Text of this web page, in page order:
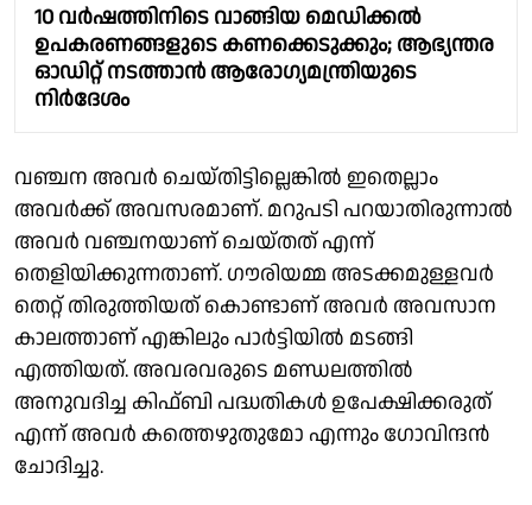
10 വർഷത്തിനിടെ വാങ്ങിയ മെഡിക്കൽ
ഉപകരണങ്ങളുടെ കണക്കെടുക്കും; ആഭ്യന്തര
ഓഡിറ്റ് നടത്താൻ ആരോഗ്യമന്ത്രിയുടെ
നിർദേശം
വഞ്ചന അവർ ചെയ്തിട്ടില്ലെങ്കിൽ ഇതെല്ലാം
അവർക്ക് അവസരമാണ്. മറുപടി പറയാതിരുന്നാൽ
അവർ വഞ്ചനയാണ് ചെയ്തത് എന്ന്
തെളിയിക്കുന്നതാണ്. ഗൗരിയമ്മ അടക്കമുള്ളവർ
തെറ്റ് തിരുത്തിയത് കൊണ്ടാണ് അവർ അവസാന
കാലത്താണ് എങ്കിലും പാർട്ടിയിൽ മടങ്ങി
എത്തിയത്. അവരവരുടെ മണ്ഡലത്തിൽ
അനുവദിച്ച കിഫ്ബി പദ്ധതികൾ ഉപേക്ഷിക്കരുത്
എന്ന് അവർ കത്തെഴുതുമോ എന്നും ഗോവിന്ദൻ
ചോദിച്ചു.